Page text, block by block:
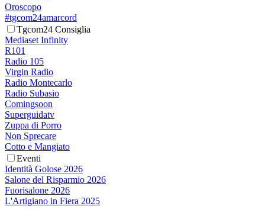
Oroscopo
#tgcom24amarcord
Tgcom24 Consiglia
Mediaset Infinity
R101
Radio 105
Virgin Radio
Radio Montecarlo
Radio Subasio
Comingsoon
Superguidatv
Zuppa di Porro
Non Sprecare
Cotto e Mangiato
Eventi
Identità Golose 2026
Salone del Risparmio 2026
Fuorisalone 2026
L'Artigiano in Fiera 2025